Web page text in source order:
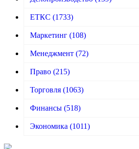
ЕТКС (1733)
Маркетинг (108)
Менеджмент (72)
Право (215)
Торговля (1063)
Финансы (518)
Экономика (1011)